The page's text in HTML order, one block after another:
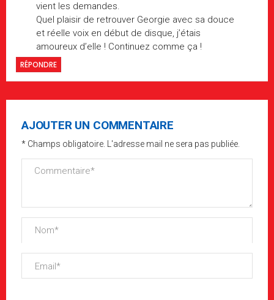
vient les demandes.
Quel plaisir de retrouver Georgie avec sa douce
et réelle voix en début de disque, j’étais
amoureux d’elle ! Continuez comme ça !
RÉPONDRE
AJOUTER UN COMMENTAIRE
* Champs obligatoire. L'adresse mail ne sera pas publiée.